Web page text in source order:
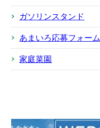
ガソリンスタンド
あまいろ応募フォーム
家庭菜園